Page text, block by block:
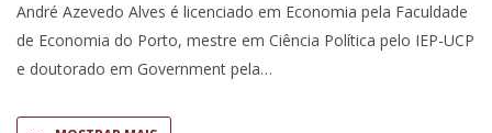
André Azevedo Alves é licenciado em Economia pela Faculdade
de Economia do Porto, mestre em Ciência Política pelo IEP-UCP
e doutorado em Government pela